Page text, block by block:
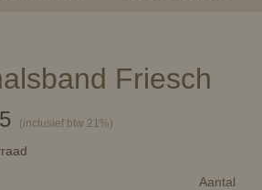
Friesch
(inclusief btw 21%)
Aantal